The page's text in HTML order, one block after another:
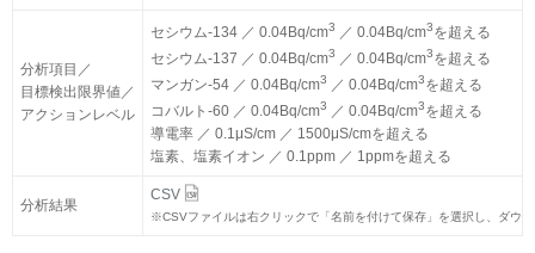
分析項目／
目標検出限界値／
アクションレベル
セシウム-134 ／ 0.04Bq/cm3 ／ 0.04Bq/cm3を超える
セシウム-137 ／ 0.04Bq/cm3 ／ 0.04Bq/cm3を超える
マンガン-54 ／ 0.04Bq/cm3 ／ 0.04Bq/cm3を超える
コバルト-60 ／ 0.04Bq/cm3 ／ 0.04Bq/cm3を超える
導電率 ／ 0.1μS/cm ／ 1500μS/cmを超える
塩素、塩素イオン ／ 0.1ppm ／ 1ppmを超える
分析結果
CSV
※CSVファイルは右クリックで「名前を付けて保存」を選択し、ダウ
分析項目／
目標検出限界値／
アクションレベル
セシウム-134 ／ 0.04Bq/cm3 ／ 0.04Bq/cm3を超える
セシウム-137 ／ 0.04Bq/cm3 ／ 0.04Bq/cm3を超える
マンガン-54 ／ 0.04Bq/cm3 ／ 0.04Bq/cm3を超える
コバルト-60 ／ 0.04Bq/cm3 ／ 0.04Bq/cm3を超える
導電率 ／ 0.1μS/cm ／ 1500μS/cmを超える
塩素、塩素イオン ／ 0.1ppm ／ 1ppmを超える
分析結果
CSV
※CSVファイルは右クリックで「名前を付けて保存」を選択し、ダウ